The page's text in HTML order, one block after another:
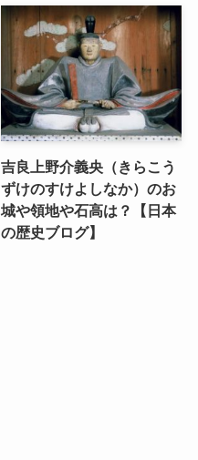
吉良上野介義央（きらこう
ずけのすけよしなか）のお
城や領地や石高は？【日本
の歴史ブログ】